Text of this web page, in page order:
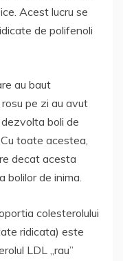
Acest lucru se
de polifenoli
au baut
pe zi au avut
boli de
toate acestea,
decat acesta
bolilor de inima.
colesterolului
ridicata) este
LDL „rau”